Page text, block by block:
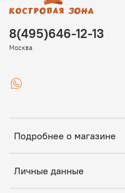
Подробнее о магазине
Личные данные
8(495)646-12-13
Москва